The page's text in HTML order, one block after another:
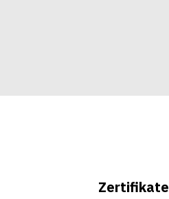
Zertifikate